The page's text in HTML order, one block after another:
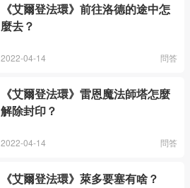
《艾爾登法環》前往洛德的途中怎
麼去？
2022-04-14 問答
《艾爾登法環》雷恩魔法師塔怎麼
解除封印？
2022-04-14 問答
《艾爾登法環》萊多要塞有啥？